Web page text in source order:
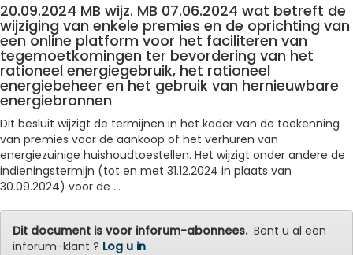
20.09.2024 MB wijz. MB 07.06.2024 wat betreft de
wijziging van enkele premies en de oprichting van
een online platform voor het faciliteren van
tegemoetkomingen ter bevordering van het
rationeel energiegebruik, het rationeel
energiebeheer en het gebruik van hernieuwbare
energiebronnen
Dit besluit wijzigt de termijnen in het kader van de toekenning
van premies voor de aankoop of het verhuren van
energiezuinige huishoudtoestellen. Het wijzigt onder andere de
indieningstermijn (tot en met 31.12.2024 in plaats van
30.09.2024) voor de ...
Dit document is voor inforum-abonnees.Bent u al een
inforum-klant ? Log u in